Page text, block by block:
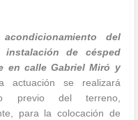
acondicionamiento del
instalación de césped
en calle Gabriel Miró y
actuación se realizará
previo del terreno,
para la colocación de